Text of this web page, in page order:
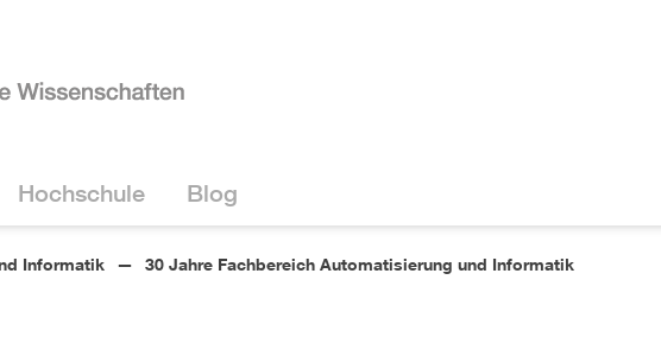
Hochschule Blog
Informatik 30 Jahre Fachbereich Automatisierung und Informatik